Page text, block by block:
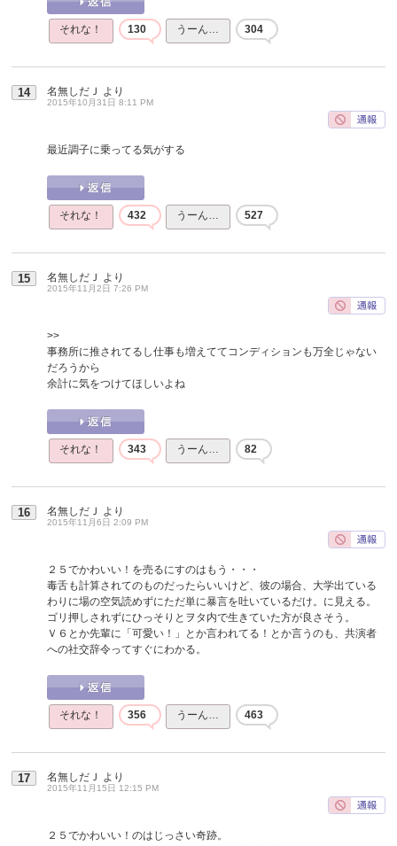
それな！ 130 うーん… 304
14 名無しだＪ より
2015年10月31日 8:11 PM
最近調子に乗ってる気がする
それな！ 432 うーん… 527
15 名無しだＪ より
2015年11月2日 7:26 PM
>>
事務所に推されてるし仕事も増えててコンディションも万全じゃない
だろうから
余計に気をつけてほしいよね
それな！ 343 うーん… 82
16 名無しだＪ より
2015年11月6日 2:09 PM
２５でかわいい！を売るにすのはもう・・・
毒舌も計算されてのものだったらいいけど、彼の場合、大学出ている
わりに場の空気読めずにただ単に暴言を吐いているだけ。に見える。
ゴリ押しされずにひっそりとヲタ内で生きていた方が良さそう。
Ｖ６とか先輩に「可愛い！」とか言われてる！とか言うのも、共演者
への社交辞令ってすぐにわかる。
それな！ 356 うーん… 463
17 名無しだＪ より
2015年11月15日 12:15 PM
２５でかわいい！のはじっさい奇跡。